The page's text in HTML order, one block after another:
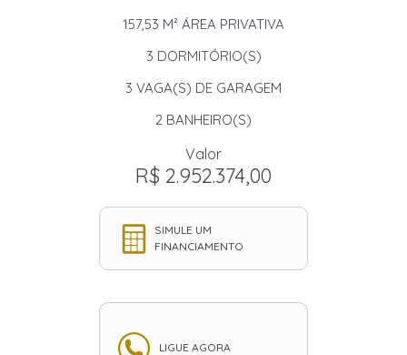
157,53 M² ÁREA PRIVATIVA
3 DORMITÓRIO(S)
3 VAGA(S) DE GARAGEM
2 BANHEIRO(S)
Valor
R$ 2.952.374,00
SIMULE UM
FINANCIAMENTO
LIGUE AGORA